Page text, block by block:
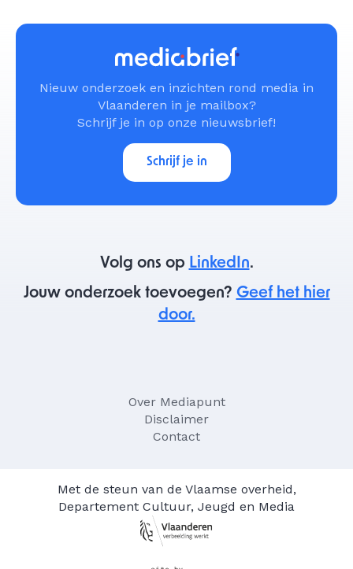
Nieuw onderzoek en inzichten rond media in
Vlaanderen in je mailbox?
Schrijf je in op onze nieuwsbrief!
Schrijf je in
Volg ons op LinkedIn.
Jouw onderzoek toevoegen? Geef het hier
door.
Over Mediapunt
Disclaimer
Contact
Met de steun van de Vlaamse overheid,
Departement Cultuur, Jeugd en Media